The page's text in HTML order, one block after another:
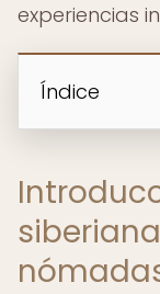
experiencias
Índice